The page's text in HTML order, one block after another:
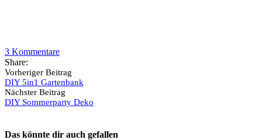
3 Kommentare
Share:
Vorheriger Beitrag
DIY 5in1 Gartenbank
Nächster Beitrag
DIY Sommerparty Deko
Das könnte dir auch gefallen